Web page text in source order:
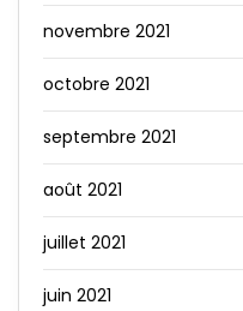
novembre 2021
octobre 2021
septembre 2021
août 2021
juillet 2021
juin 2021